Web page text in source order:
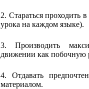
2. Стараться проходить
урока на каждом языке).
3. Производить
движении как побочную
4. Отдавать
материалом.